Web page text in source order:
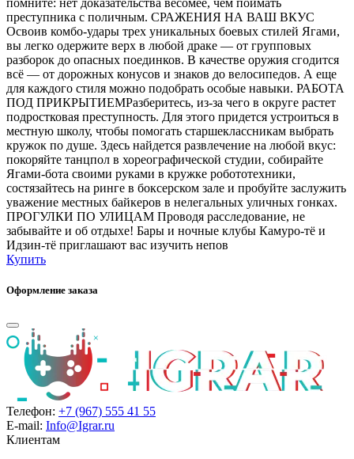
преступника с поличным. СРАЖЕНИЯ НА ВАШ ВКУС
Освоив комбо-удары трех уникальных боевых стилей Ягами,
вы легко одержите верх в любой драке — от групповых
разборок до опасных поединков. В качестве оружия сгодится
всё — от дорожных конусов и знаков до велосипедов. А еще
для каждого стиля можно подобрать особые навыки. РАБОТА
ПОД ПРИКРЫТИЕМРазберитесь, из-за чего в округе растет
подростковая преступность. Для этого придется устроиться в
местную школу, чтобы помогать старшеклассникам выбрать
кружок по душе. Здесь найдется развлечение на любой вкус:
покоряйте танцпол в хореографической студии, собирайте
Ягами-бота своими руками в кружке робототехники,
состязайтесь на ринге в боксерском зале и пробуйте заслужить
уважение местных байкеров в нелегальных уличных гонках.
ПРОГУЛКИ ПО УЛИЦАМ Проводя расследование, не
забывайте и об отдыхе! Бары и ночные клубы Камуро-тё и
Идзин-тё приглашают вас изучить непов
Купить
Оформление заказа
Телефон: +7 (967) 555 41 55
E-mail: Info@Igrar.ru
Клиентам